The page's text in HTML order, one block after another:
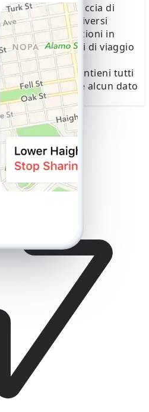
di tenere traccia di
su dispositivi diversi
le posizioni in
e i dettagli di viaggio
posto. Passa
all'altro e mantieni tutti
senza perdere alcun dato